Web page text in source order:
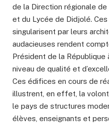
de la Direction régionale de
et du Lycée de Didjolé.
singularisent par leurs
audacieuses rendent
Président de la République
niveau de qualité et
Ces édifices en cours de
illustrent, en effet, la
le pays de structures
élèves, enseignants et